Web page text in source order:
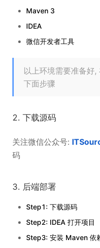
Maven 3
IDEA
微信开发者工具
以上环境需要准备好
下面步骤
2. 下载源码
关注微信公众号:
码
3. 后端部署
Step1: 下载源码
Step2: IDEA 打开项目
Step3: 安装 Maven 依